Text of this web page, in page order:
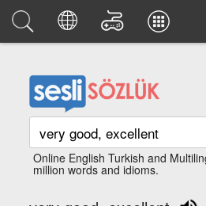
Online English Turkish and
million words and idioms.